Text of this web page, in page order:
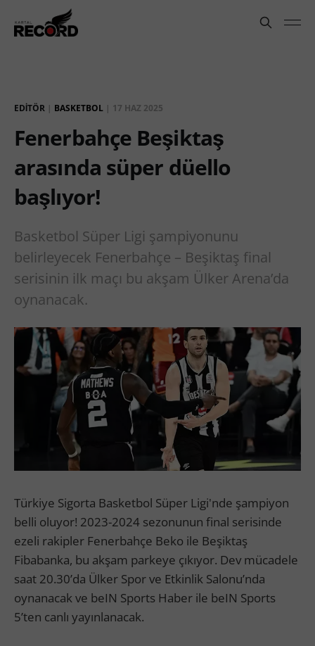
EDITÖR | BASKETBOL | 17 HAZ 2025
Fenerbahçe Beşiktaş
arasında süper düello
başlıyor!
Basketbol Süper Ligi şampiyonunu
belirleyecek Fenerbahçe – Beşiktaş final
serisinin ilk maçı bu akşam Ülker Arena’da
oynanacak.
Türkiye Sigorta Basketbol Süper Ligi'nde şampiyon
belli oluyor! 2023-2024 sezonunun final serisinde
ezeli rakipler Fenerbahçe Beko ile Beşiktaş
Fibabanka, bu akşam parkeye çıkıyor. Dev mücadele
saat 20.30’da Ülker Spor ve Etkinlik Salonu’nda
oynanacak ve beIN Sports Haber ile beIN Sports
5’ten canlı yayınlanacak.